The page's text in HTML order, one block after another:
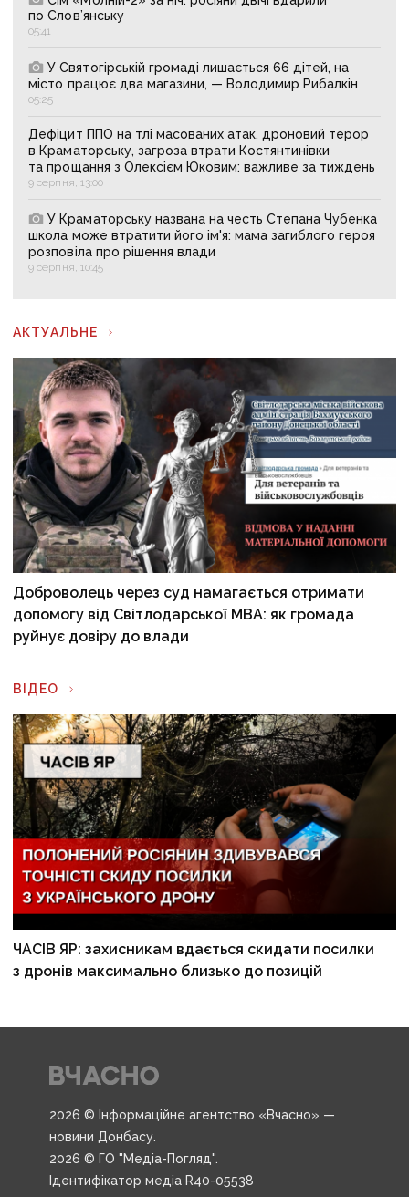
по Слов’янську
05:41
У Святогірській громаді лишається 66 дітей, на
місто працює два магазини, — Володимир Рибалкін
05:25
Дефіцит ППО на тлі масованих атак, дроновий терор
в Краматорську, загроза втрати Костянтинівки
та прощання з Олексієм Юковим: важливе за тиждень
9 серпня, 13:00
У Краматорську названа на честь Степана Чубенка
школа може втратити його ім'я: мама загиблого героя
розповіла про рішення влади
9 серпня, 10:45
АКТУАЛЬНЕ
Доброволець через суд намагається отримати
допомогу від Світлодарської МВА: як громада
руйнує довіру до влади
ВІДЕО
ЧАСІВ ЯР: захисникам вдається скидати посилки
з дронів максимально близько до позицій
2026 © Інформаційне агентство «Вчасно» —
новини Донбасу.
2026 © ГО "Медіа-Погляд".
Ідентифікатор медіа R40-05538